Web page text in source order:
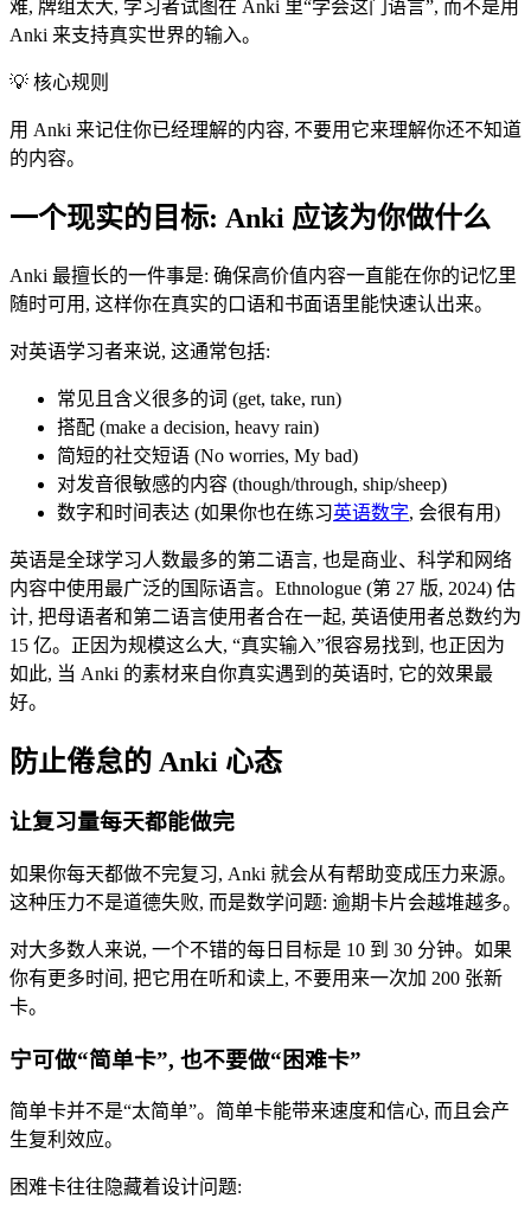
难, 牌组太大, 学习者试图在 Anki 里“学会这门语言”, 而不是用
Anki 来支持真实世界的输入。
💡 核心规则
用 Anki 来记住你已经理解的内容, 不要用它来理解你还不知道
的内容。
一个现实的目标: Anki 应该为你做什么
Anki 最擅长的一件事是: 确保高价值内容一直能在你的记忆里
随时可用, 这样你在真实的口语和书面语里能快速认出来。
对英语学习者来说, 这通常包括:
常见且含义很多的词 (get, take, run)
搭配 (make a decision, heavy rain)
简短的社交短语 (No worries, My bad)
对发音很敏感的内容 (though/through, ship/sheep)
数字和时间表达 (如果你也在练习英语数字, 会很有用)
英语是全球学习人数最多的第二语言, 也是商业、科学和网络
内容中使用最广泛的国际语言。Ethnologue (第 27 版, 2024) 估
计, 把母语者和第二语言使用者合在一起, 英语使用者总数约为
15 亿。正因为规模这么大, “真实输入”很容易找到, 也正因为
如此, 当 Anki 的素材来自你真实遇到的英语时, 它的效果最
好。
防止倦怠的 Anki 心态
让复习量每天都能做完
如果你每天都做不完复习, Anki 就会从有帮助变成压力来源。
这种压力不是道德失败, 而是数学问题: 逾期卡片会越堆越多。
对大多数人来说, 一个不错的每日目标是 10 到 30 分钟。如果
你有更多时间, 把它用在听和读上, 不要用来一次加 200 张新
卡。
宁可做“简单卡”, 也不要做“困难卡”
简单卡并不是“太简单”。简单卡能带来速度和信心, 而且会产
生复利效应。
困难卡往往隐藏着设计问题: